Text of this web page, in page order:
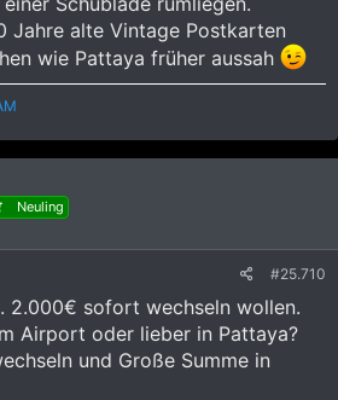
Jahre alte Vintage Postkarten
wie Pattaya früher aussah
Neuling
#25.710
2.000€ sofort wechseln wollen.
Airport oder lieber in Pattaya?
und Große Summe in